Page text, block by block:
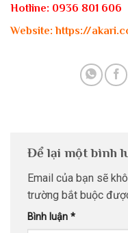
Hotline: 0936 801 606
Website:https://
Để lại một bình
Email của bạn sẽ
trường bắt buộc
Bình luận *